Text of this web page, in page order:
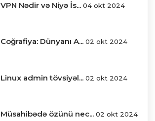
VPN Nədir və Niyə İs... 04 okt 2024
Coğrafiya: Dünyanı A... 02 okt 2024
Linux admin tövsiyəl... 02 okt 2024
Müsahibədə özünü nec... 02 okt 2024